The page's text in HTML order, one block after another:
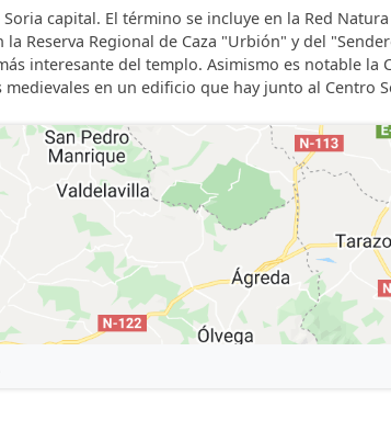
capital. El término se incluye en la Red
Reserva Regional de Caza "Urbión" y del
interesante del templo. Asimismo es notable la
en un edificio que hay junto al Centro